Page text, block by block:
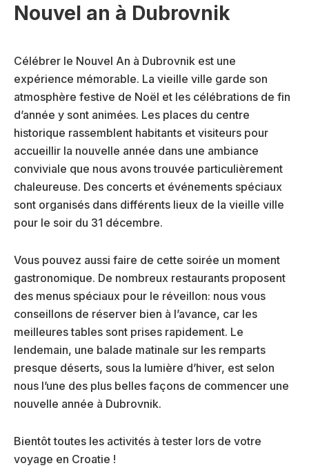
Nouvel an à Dubrovnik
Célébrer le Nouvel An à Dubrovnik est une
expérience mémorable. La vieille ville garde son
atmosphère festive de Noël et les célébrations de fin
d’année y sont animées. Les places du centre
historique rassemblent habitants et visiteurs pour
accueillir la nouvelle année dans une ambiance
conviviale que nous avons trouvée particulièrement
chaleureuse. Des concerts et événements spéciaux
sont organisés dans différents lieux de la vieille ville
pour le soir du 31 décembre.
Vous pouvez aussi faire de cette soirée un moment
gastronomique. De nombreux restaurants proposent
des menus spéciaux pour le réveillon: nous vous
conseillons de réserver bien à l’avance, car les
meilleures tables sont prises rapidement. Le
lendemain, une balade matinale sur les remparts
presque déserts, sous la lumière d’hiver, est selon
nous l’une des plus belles façons de commencer une
nouvelle année à Dubrovnik.
Bientôt toutes les activités à tester lors de votre
voyage en Croatie !